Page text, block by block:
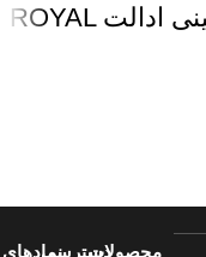
غذای خشک سگ رویال کنین مینی ادالت ROYAL
محصولاتدسترسینمادهای